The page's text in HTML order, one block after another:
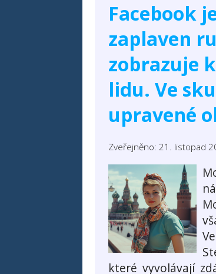
Facebook
zaplaven
zobrazuje
lidu. Ve
upravené
Zveřejněno: 21. listopad
které vyvolávají